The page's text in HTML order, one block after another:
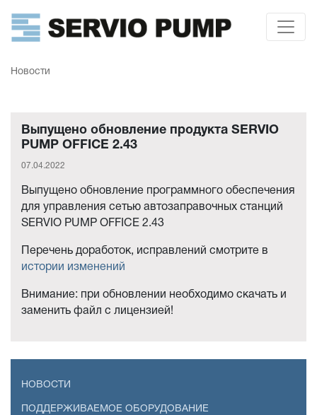
Новости
Выпущено обновление продукта SERVIO
PUMP OFFICE 2.43
07.04.2022
Выпущено обновление программного обеспечения
для управления сетью автозаправочных станций
SERVIO PUMP OFFICE 2.43
Перечень доработок, исправлений смотрите в
истории изменений
Внимание: при обновлении необходимо скачать и
заменить файл с лицензией!
НОВОСТИ
ПОДДЕРЖИВАЕМОЕ ОБОРУДОВАНИЕ